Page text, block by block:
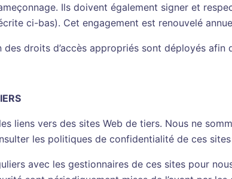
Ils doivent également signer et
ci-bas). Cet engagement est renouvelé
droits d’accès appropriés sont déployés afin
liens vers des sites Web de tiers. Nous ne
les politiques de confidentialité de ces
avec les gestionnaires de ces sites pour